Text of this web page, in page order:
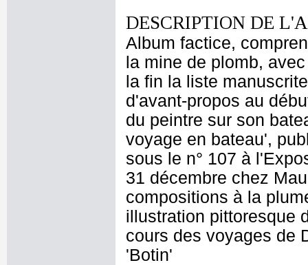
DESCRIPTION DE
Album factice,
la mine de plomb,
la fin la liste
d'avant-propos au
du peintre sur son
voyage en bateau',
sous le n° 107 à
31 décembre chez
compositions à la
illustration pittoresque
cours des voyages de
'Botin'